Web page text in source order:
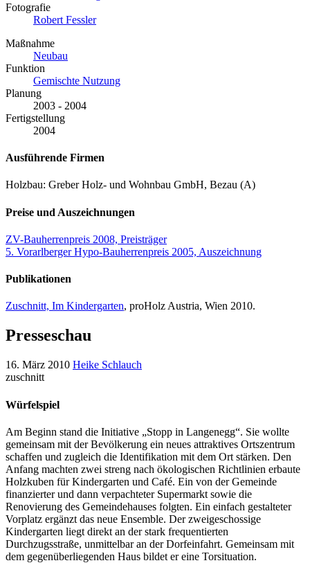
Fotografie
Robert Fessler
Maßnahme
Neubau
Funktion
Gemischte Nutzung
Planung
2003 - 2004
Fertigstellung
2004
Ausführende Firmen
Holzbau: Greber Holz- und Wohnbau GmbH, Bezau (A)
Preise und Auszeichnungen
ZV-Bauherrenpreis 2008, Preisträger
5. Vorarlberger Hypo-Bauherrenpreis 2005, Auszeichnung
Publikationen
Zuschnitt, Im Kindergarten, proHolz Austria, Wien 2010.
Presseschau
16. März 2010 Heike Schlauch
zuschnitt
Würfelspiel
Am Beginn stand die Initiative „Stopp in Langenegg“. Sie wollte
gemeinsam mit der Bevölkerung ein neues attraktives Ortszentrum
schaffen und zugleich die Identifikation mit dem Ort stärken. Den
Anfang machten zwei streng nach ökologischen Richtlinien erbaute
Holzkuben für Kindergarten und Café. Ein von der Gemeinde
finanzierter und dann verpachteter Supermarkt sowie die
Renovierung des Gemeindehauses folgten. Ein einfach gestalteter
Vorplatz ergänzt das neue Ensemble. Der zweigeschossige
Kindergarten liegt direkt an der stark frequentierten
Durchzugsstraße, unmittelbar an der Dorfeinfahrt. Gemeinsam mit
dem gegenüberliegenden Haus bildet er eine Torsituation.